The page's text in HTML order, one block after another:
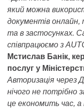
який можна
документів онлайн,
та в застосунках.
співпрацюємо з
Мстислав Банік,
послуг у
Авторизація через
нічого не потрібно
це економить час,